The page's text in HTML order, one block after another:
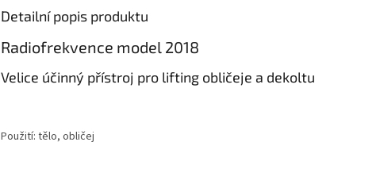
Detailní popis produktu
Radiofrekvence model 2018
Velice účinný přístroj pro lifting obličeje a dekoltu
Použití: tělo, obličej